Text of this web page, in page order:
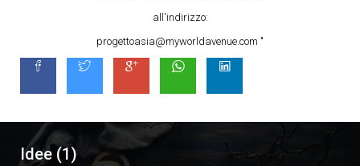
all'indirizzo:
progettoasia@myworldavenue.com "
Idee (1)